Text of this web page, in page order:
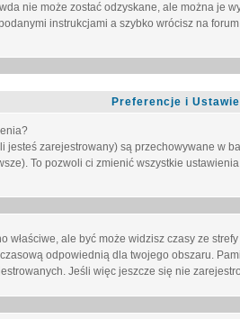
nie może zostać odzyskane, ale można je
instrukcjami a szybko wrócisz na forum
Preferencje i
jesteś zarejestrowany) są przechowywane w
To pozwoli ci zmienić wszystkie
właściwe, ale być może widzisz czasy ze
odpowiednią dla twojego obszaru.
Jeśli więc jeszcze się nie